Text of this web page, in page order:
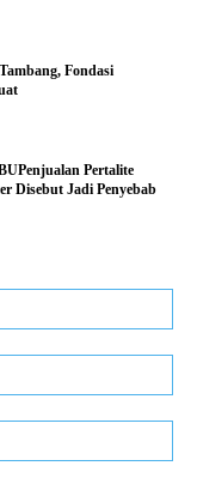
Fondasi
Pertalite
Disebut Jadi Penyebab